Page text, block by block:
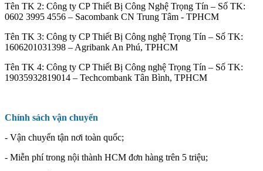
Tên TK 2: Công ty CP Thiết Bị Công Nghệ Trọng Tín – Số TK:
0602 3995 4556 – Sacombank CN Trung Tâm - TPHCM
Tên TK 3: Công ty CP Thiết Bị Công nghệ Trọng Tín – Số TK:
1606201031398 – Agribank An Phú, TPHCM
Tên TK 4: Công ty CP Thiết Bị Công nghệ Trọng Tín – Số TK:
19035932819014 – Techcombank Tân Bình, TPHCM
Chính sách vận chuyển
- Vận chuyển tận nơi toàn quốc;
- Miễn phí trong nội thành HCM đơn hàng trên 5 triệu;